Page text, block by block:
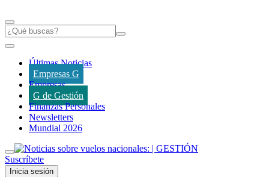
Últimas Noticias
Empresas G
Empresas
G de Gestión
Finanzas Personales
Newsletters
Mundial 2026
Suscríbete
Inicia sesión